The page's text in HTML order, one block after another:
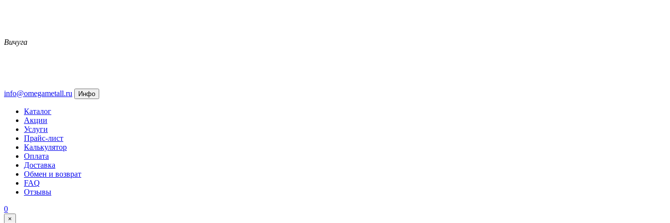
Вичуга
info@omegametall.ru Инфо
Каталог
Акции
Услуги
Прайс-лист
Калькулятор
Оплата
Доставка
Обмен и возврат
FAQ
Отзывы
0
×